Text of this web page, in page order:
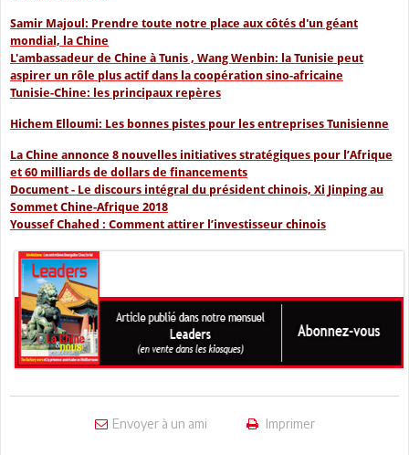
Samir Majoul: Prendre toute notre place aux côtés d'un géant
mondial, la Chine
L'ambassadeur de Chine à Tunis , Wang Wenbin: la Tunisie peut
aspirer un rôle plus actif dans la coopération sino-africaine
Tunisie-Chine: les principaux repères
Hichem Elloumi: Les bonnes pistes pour les entreprises Tunisienne
La Chine annonce 8 nouvelles initiatives stratégiques pour l’Afrique
et 60 milliards de dollars de financements
Document - Le discours intégral du président chinois, Xi Jinping au
Sommet Chine-Afrique 2018
Youssef Chahed : Comment attirer l’investisseur chinois
Envoyer à un ami Imprimer